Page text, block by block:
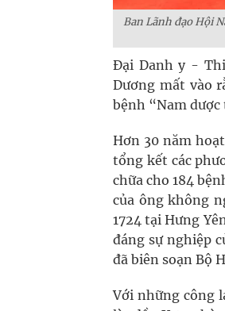
Ban Lãnh đạo Hội
Đại Danh y -
Dương mất vào
bệnh “Nam
Hơn 30 năm
tổng kết các
chữa cho 184
của ông không
1724 tại Hưng
đáng sự nghiệp
đã biên soạn Bộ
Với những công